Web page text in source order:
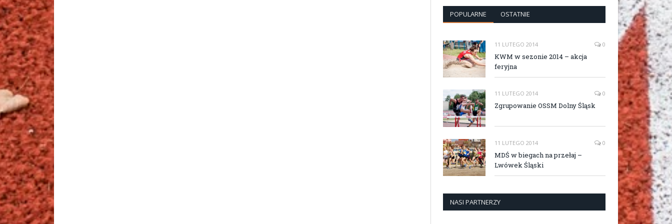
POPULARNE OSTATNIE
11 LUTEGO 2014 0
KWM w sezonie 2014 – akcja
feryjna
11 LUTEGO 2014 0
Zgrupowanie OSSM Dolny Śląsk
11 LUTEGO 2014 0
MDŚ w biegach na przełaj –
Lwówek Śląski
NASI PARTNERZY